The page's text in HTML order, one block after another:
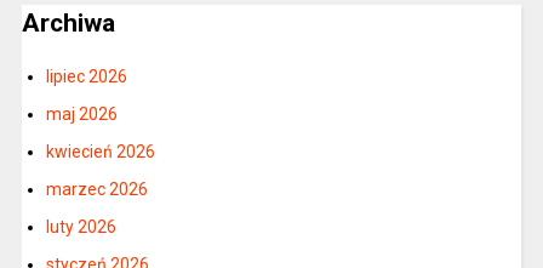
Archiwa
lipiec 2026
maj 2026
kwiecień 2026
marzec 2026
luty 2026
styczeń 2026